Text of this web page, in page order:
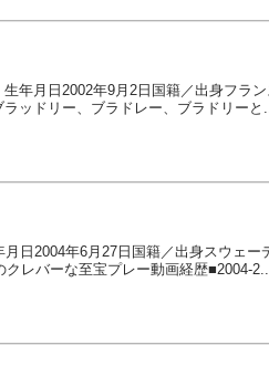
年月日2002年9月2日国籍／出身フラ
ッドリー、ブラドレー、ブラドリーと...
日2004年6月27日国籍／出身スウェ
レバーな至宝プレー動画経歴■2004-2...